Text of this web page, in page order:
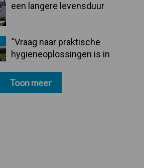
een langere levensduur
“Vraag naar praktische
hygieneoplossingen is in
Toon meer